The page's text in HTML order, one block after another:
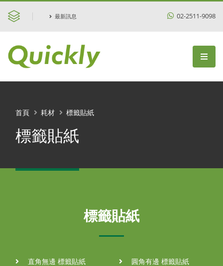
最新訊息 02-2511-9098
標籤貼紙
首頁 耗材 標籤貼紙
標籤貼紙
直角無邊 標籤貼紙
圓角有邊 標籤貼紙